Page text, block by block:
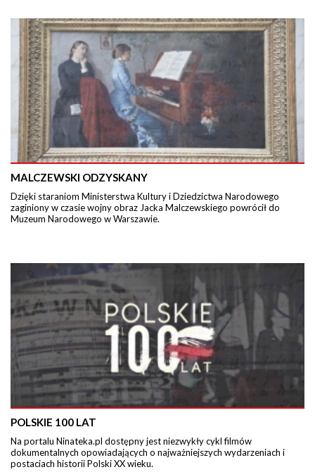
MALCZEWSKI ODZYSKANY
Dzięki staraniom Ministerstwa Kultury i Dziedzictwa Narodowego
zaginiony w czasie wojny obraz Jacka Malczewskiego powrócił do
Muzeum Narodowego w Warszawie.
POLSKIE 100 LAT
Na portalu Ninateka.pl dostępny jest niezwykły cykl filmów
dokumentalnych opowiadających o najważniejszych wydarzeniach i
postaciach historii Polski XX wieku.